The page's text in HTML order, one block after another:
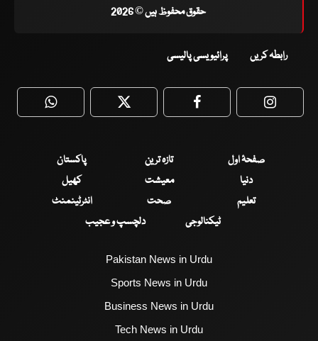
حقوق محفوظ ہیں © 2026
رابطہ کریں پرائیویسی پالیسی
WhatsApp Twitter Facebook
صفحۂ اول تازہ ترین
پاکستان
دنیا
معیشت
کھیل
تعلیم
صحت
انٹرٹینمنٹ
ٹیکنالوجی
دلچسپ و عجیب
Pakistan News in Urdu
Sports News in Urdu
Business News in Urdu
Tech News in Urdu